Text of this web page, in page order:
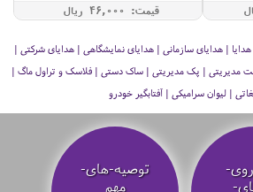
قیمت: 46,000 ريال
هدایا | هدایای سازمانی | هدایای نمایشگاهی | هدایای شرکتی |
مدیریتی | پک مدیریتی | ساک دستی | فلاسک و تراول ماگ |
| لیوان سرامیکی | آفتابگیر خودرو
توصیه‌-های-
مهم